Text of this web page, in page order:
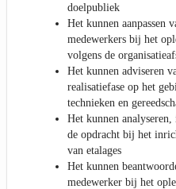
doelpubliek
Het kunnen aanpassen
medewerkers bij het
volgens de
Het kunnen adviseren
realisatiefase op het
technieken en
Het kunnen
de opdracht bij het
van etalages
Het kunnen
medewerker bij het